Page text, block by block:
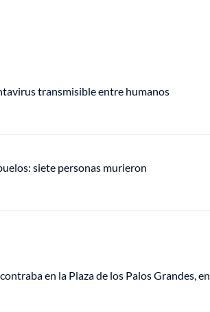
transmisible entre humanos
siete personas murieron
en la Plaza de los Palos Grandes, en